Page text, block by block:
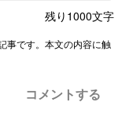
残り 1000文字
事です。本文の内容に触
コメントする